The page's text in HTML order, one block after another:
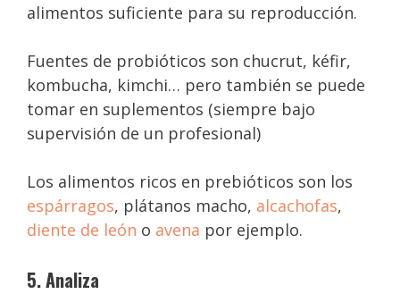
alimentos suficiente para su reproducción.
Fuentes de probióticos son chucrut, kéfir,
kombucha, kimchi… pero también se puede
tomar en suplementos (siempre bajo
supervisión de un profesional)
Los alimentos ricos en prebióticos son los
espárragos, plátanos macho, alcachofas,
diente de león o avena por ejemplo.
5. Analiza